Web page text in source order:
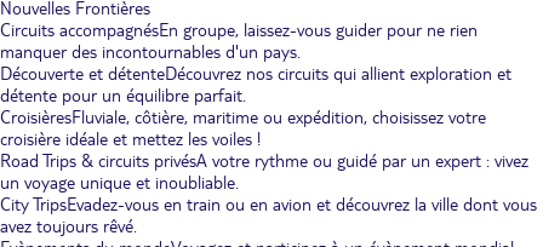
Nouvelles Frontières
Circuits accompagnésEn groupe, laissez-vous guider pour ne rien
manquer des incontournables d'un pays.
Découverte et détenteDécouvrez nos circuits qui allient exploration et
détente pour un équilibre parfait.
CroisièresFluviale, côtière, maritime ou expédition, choisissez votre
croisière idéale et mettez les voiles !
Road Trips & circuits privésA votre rythme ou guidé par un expert : vivez
un voyage unique et inoubliable.
City TripsEvadez-vous en train ou en avion et découvrez la ville dont vous
avez toujours rêvé.